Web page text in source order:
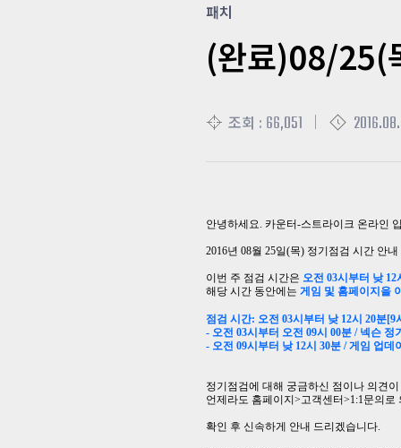
패치
(완료)08/25(
조회 : 66,051
안녕하세요. 카운터-스트라이크 온라인
2016년 08월 25일(목) 정기점검 시간 안
이번 주 점검 시간은 오전 03시부터 낮 12
해당 시간 동안에는 게임 및 홈페이지을
점검 시간: 오전 03시부터 낮 12시 20분[9
- 오전 03시부터 오전 09시 00분 / 넥슨 정
- 오전 09시부터 낮 12시 30분 /게임 업데
정기점검에 대해 궁금하신 점이나 의견
언제라도 홈페이지 >고객센터>1:1문의로
확인 후 신속하게 안내 드리겠습니다.